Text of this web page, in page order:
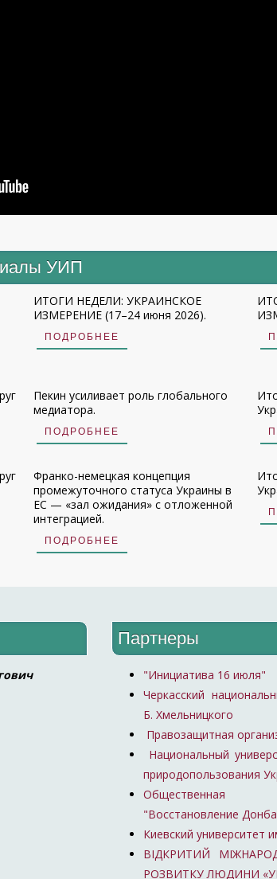
УИП
ИТОГИ НЕДЕЛИ: УКРАИНСКОЕ
ИЗМЕРЕНИЕ (17–24 июня 2026).
ПОДРОБНЕЕ
Пекин усиливает роль глобального
медиатора.
ПОДРОБНЕЕ
Франко-немецкая концепция
промежуточного статуса Украины в
ЕС — «зал ожидания» с отложенной
интеграцией.
ПОДРОБНЕЕ
Партнеры
"Инициатива 16 июля"
Черкасский
Б. Хмельницкого
Правозащитная
Национальный
природопользования
Общественная
"Восстановление
Киевский университет
ВІДКРИТИЙ
РОЗВИТКУ ЛЮДИНИ